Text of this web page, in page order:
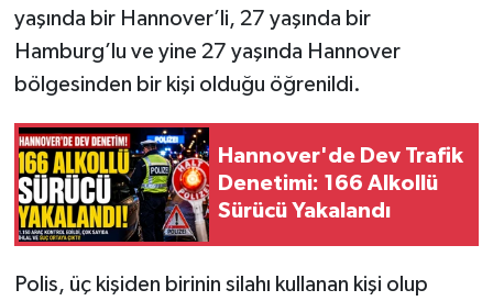
yaşında bir Hannover’li, 27 yaşında bir
Hamburg’lu ve yine 27 yaşında Hannover
bölgesinden bir kişi olduğu öğrenildi.
Hannover'de Dev Trafik
Denetimi: 166 Alkollü
Sürücü Yakalandı
Polis, üç kişiden birinin silahı kullanan kişi olup